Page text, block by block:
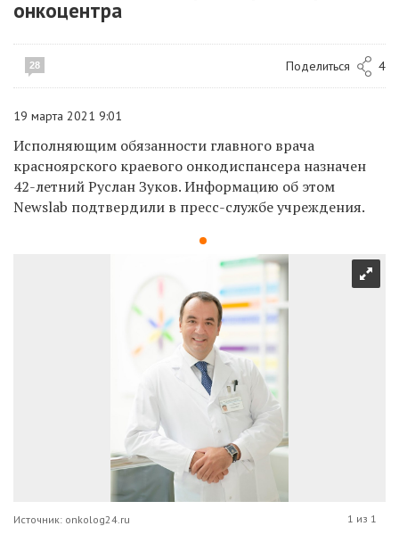
онкоцентра
28 Поделиться 4
19 марта 2021 9:01
Исполняющим обязанности главного врача
красноярского краевого онкодиспансера назначен
42-летний Руслан Зуков. Информацию об этом
Newslab подтвердили в пресс-службе учреждения.
Источник: onkolog24.ru 1 из 1